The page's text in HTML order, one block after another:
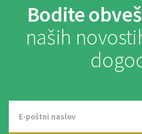
Bodite
naših